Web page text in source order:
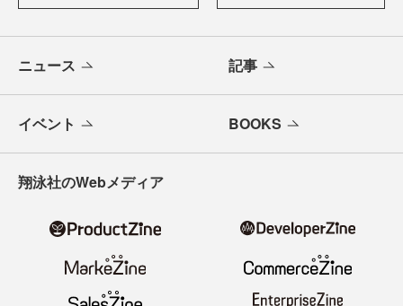
ニュース 記事
イベント BOOKS
翔泳社のWebメディア